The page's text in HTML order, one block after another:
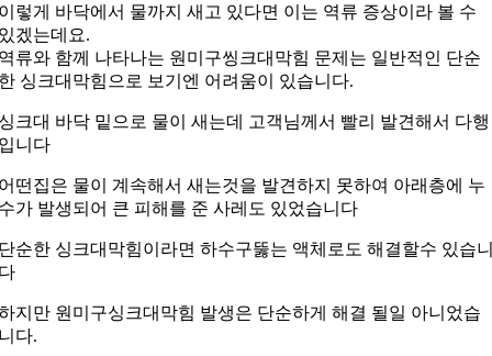
렇게 바닥에서 물까지 새고 있다면 이는 역류 증상이라 볼 수
겠는데요.
류와 함께 나타나는 원미구씽크대막힘 문제는 일반적인 단순
싱크대막힘으로 보기엔 어려움이 있습니다.
크대 바닥 밑으로 물이 새는데 고객님께서 빨리 발견해서 다행
니다
떤집은 물이 계속해서 새는것을 발견하지 못하여 아래층에 누
가 발생되어 큰 피해를 준 사레도 있었습니다
순한 싱크대막힘이라면 하수구뚫는 액체로도 해결할수 있습
지만 원미구싱크대막힘 발생은 단순하게 해결 될일 아니었습
다.